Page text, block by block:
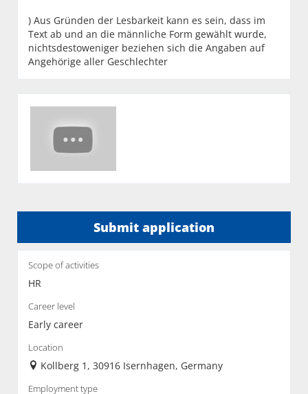
) Aus Gründen der Lesbarkeit kann es sein, dass im
Text ab und an die männliche Form gewählt wurde,
nichtsdestoweniger beziehen sich die Angaben auf
Angehörige aller Geschlechter
Submit application
Scope of activities
HR
Career level
Early career
Location
Kollberg 1, 30916 Isernhagen, Germany
Employment type